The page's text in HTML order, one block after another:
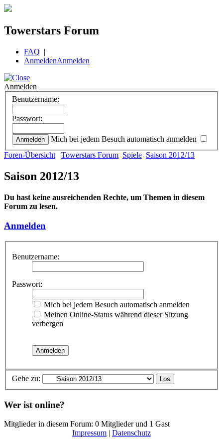
Towerstars Forum
FAQ |
AnmeldenAnmelden
Anmelden
Benutzername:
Passwort:
Mich bei jedem Besuch automatisch anmelden
Foren-Übersicht
Towerstars Forum Spiele Saison 2012/13
Saison 2012/13
Du hast keine ausreichenden Rechte, um Themen in diesem
Forum zu lesen.
Anmelden
Benutzername:
Passwort:
Mich bei jedem Besuch automatisch anmelden
Meinen Online-Status während dieser Sitzung
verbergen
Gehe zu:
Wer ist online?
Mitglieder in diesem Forum: 0 Mitglieder und 1 Gast
Impressum | Datenschutz